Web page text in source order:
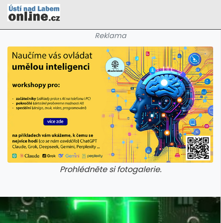
Reklama
Prohlédněte si fotogalerie.